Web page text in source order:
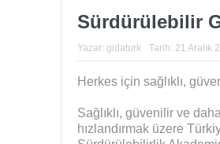
Sürdürülebilir
Yazar: gidaturk Tarih: 21 Aralık
Herkes için sağlıklı,
Sağlıklı, güvenilir ve
hızlandırmak üzere